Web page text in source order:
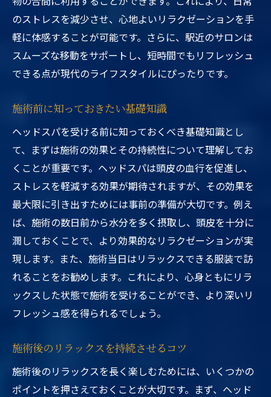
のストレスを減少させ、心地よいリラクゼーションを手
軽に体感することが可能です。さらに、駅近のサロンは
スムーズな移動をサポートし、短時間でもリフレッシュ
できる点が現代のライフスタイルにぴったりです。
施術前に知っておきたい基礎知識
ヘッドスパを受ける前に知っておくべき基礎知識とし
て、まずは施術の効果とその持続性について理解してお
くことが重要です。ヘッドスパは頭皮の血行を促進し、
ストレスを軽減する効果が期待されますが、その効果を
最大限に引き出すためには事前の準備が大切です。例え
ば、施術の数日前から水分を多く摂取し、頭皮を十分に
潤しておくことで、より効果的なリラクゼーションが実
現します。また、施術当日はリラックスできる服装で訪
れることをお勧めします。これにより、心身ともにリラ
ックスした状態で施術を受けることができ、より深いリ
フレッシュ感を得られるでしょう。
施術後のリラックスを持続させるコツ
施術後のリラックスを長く楽しむためには、いくつかの
ポイントを押さえておくことが大切です。まず、ヘッド